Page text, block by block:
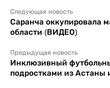
Следующая новость
Саранча оккупировала
области (ВИДЕО)
Предыдущая новость
Инклюзивный
подростками из Астаны